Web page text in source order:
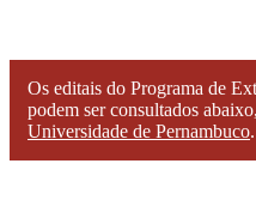
Os editais do Programa de
podem ser consultados
Universidade de Pernambuco.